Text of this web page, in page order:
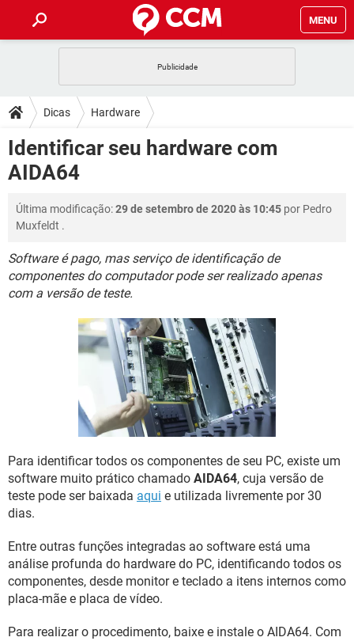
MENU
CELULAR
OUTLOOK EXCEL
INSTAGRAM
DICAS
JOGOS
CELULAR FACEBOOK
INSTAGRAM GMAIL
DOWNLOADS
JOGOS
OUTLOOK
INSTAGRAM GMAIL
GUIA DE COMPRAS
FÓRUM
JOGOS WHATSAPP
OUTLOOK EXCEL
INSTAGRAM
GUIA DE COMPRAS
GLOSSÁRIO
JOGOS WHATSAPP
CELULAR FACEBOOK
GMAIL
GUIA DE COMPRAS
Dicas Hardware
Identificar seu hardware com
AIDA64
Última modificação:29 de setembro de 2020 às 10:45 por Pedro
Muxfeldt .
Software é pago, mas serviço de identificação de
componentes do computador pode ser realizado apenas
com a versão de teste.
Para identificar todos os componentes de seu PC, existe um
software muito prático chamado AIDA64, cuja versão de
teste pode ser baixada aqui e utilizada livremente por 30
dias.
Entre outras funções integradas ao software está uma
análise profunda do hardware do PC, identificando todos os
componentes, desde monitor e teclado a itens internos como
placa-mãe e placa de vídeo.
Para realizar o procedimento, baixe e instale o AIDA64. Com